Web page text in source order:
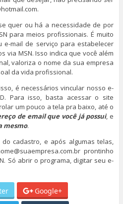
quer ou há a necessidade de por
para meios profissionais. É muito
mail de serviço para estabelecer
via MSN. Isso indica que você além
valoriza o nome da sua empresa
da vida profissional.
é necessários vincular nosso e-
Para isso, basta acessar o site
um pouco a tela pra baixo, até o
de email que você já possui, e
mesmo.
cadastro, e após algumas telas,
prontinho
Só abrir o programa, digitar seu e-
Google+